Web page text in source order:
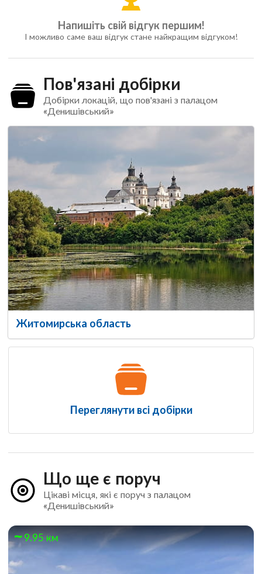
Напишіть свій відгук першим!
І можливо саме ваш відгук стане найкращим відгуком!
Пов'язані добірки
Добірки локацій, що пов'язані з палацом
«Денишівський»
Житомирська область
Переглянути всі добірки
Що ще є поруч
Цікаві місця, які є поруч з палацом
«Денишівський»
9.95 км